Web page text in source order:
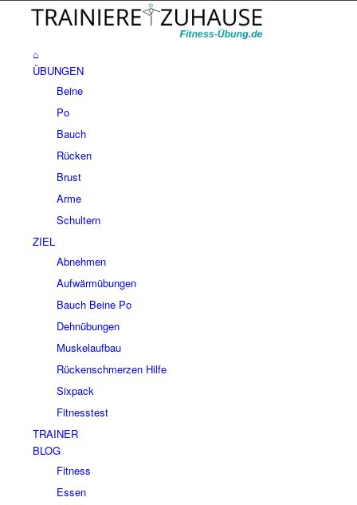
⌂
ÜBUNGEN
Beine
Po
Bauch
Rücken
Brust
Arme
Schultern
ZIEL
Abnehmen
Aufwärmübungen
Bauch Beine Po
Dehnübungen
Muskelaufbau
Rückenschmerzen Hilfe
Sixpack
Fitnesstest
TRAINER
BLOG
Fitness
Essen